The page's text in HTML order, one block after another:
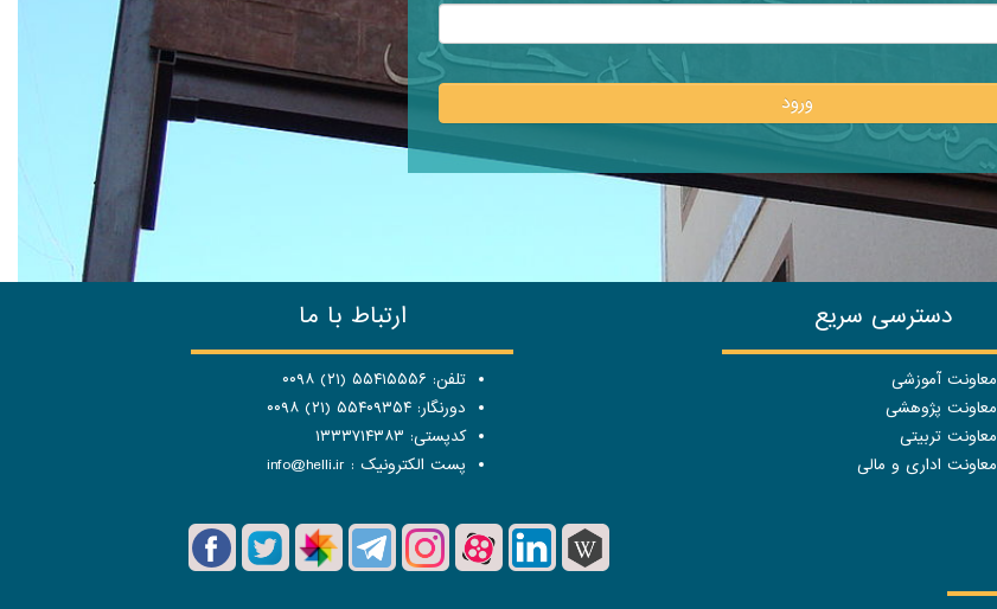
ورود
دسترسی سریع
معاونت آموزشی
معاونت پژوهشی
معاونت تربیتی
معاونت اداری و مالی
ارتباط با ما
تلفن: ۵۵۴۱۵۵۵۶ (۲۱) ۰۰۹۸
دورنگار: ۵۵۴۰۹۳۵۴ (۲۱) ۰۰۹۸
کدپستی: ۱۳۳۳۷۱۴۳۸۳
پست الکترونیک : info@helli.ir